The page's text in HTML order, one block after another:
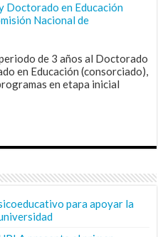
Doctorado en Educación
Nacional de
de 3 años al Doctorado
en Educación (consorciado),
en etapa inicial
para apoyar la